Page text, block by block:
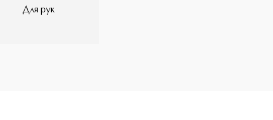
Для рук